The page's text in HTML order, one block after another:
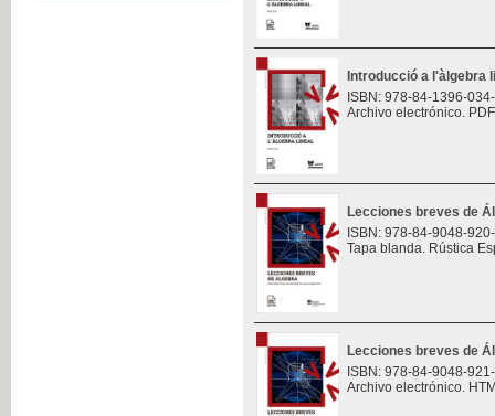
Introducció a l'àlgebra
ISBN: 978-84-1396-
Archivo electrónico.
Lecciones breves de
ISBN: 978-84-9048-
Tapa blanda. Rústica
Lecciones breves de
ISBN: 978-84-9048-
Archivo electrónico.